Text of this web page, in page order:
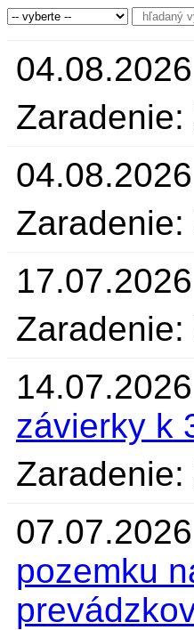
04.08.2026
04.08.2026
17.07.2026
14.07.2026
závierky k
07.07.2026
pozemku